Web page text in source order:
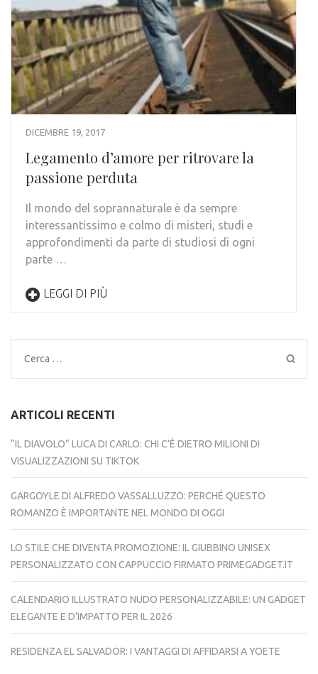
DICEMBRE 19, 2017
Legamento d’amore per ritrovare la
passione perduta
Il mondo del soprannaturale è da sempre
interessantissimo e colmo di misteri, studi e
approfondimenti da parte di studiosi di ogni
parte …
LEGGI DI PIÙ
Ricerca
per:
ARTICOLI RECENTI
“IL DIAVOLO” LUCA DI CARLO: CHI C’È DIETRO MILIONI DI
VISUALIZZAZIONI SU TIKTOK
GARGOYLE DI ALFREDO VASSALLUZZO: PERCHÉ QUESTO
ROMANZO È IMPORTANTE NEL MONDO DI OGGI
LO STILE CHE DIVENTA PROMOZIONE: IL GIUBBINO UNISEX
PERSONALIZZATO CON CAPPUCCIO FIRMATO PRIMEGADGET.IT
CALENDARIO ILLUSTRATO NUDO PERSONALIZZABILE: UN GADGET
ELEGANTE E D’IMPATTO PER IL 2026
RESIDENZA EL SALVADOR: I VANTAGGI DI AFFIDARSI A YOETE